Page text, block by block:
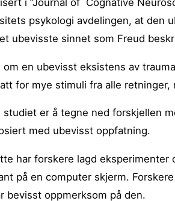
psykologi avdelingen, at den
ubevisste sinnet som Freud
om en ubevisst eksistens av
for mye stimuli fra alle retninger,
studiet er å tegne ned forskjellen
med ubevisst oppfatning.
har forskere lagd
på en computer skjerm.
bevisst oppmerksom på den.